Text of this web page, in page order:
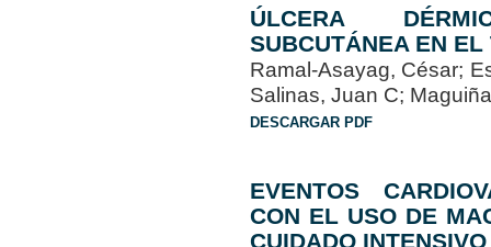
ÚLCERA
SUBCUTÁNEA EN EL
Ramal-Asayag, César;
Salinas, Juan C;
DESCARGAR PDF
EVENTOS
CON EL USO DE
CUIDADO INTENSIVO